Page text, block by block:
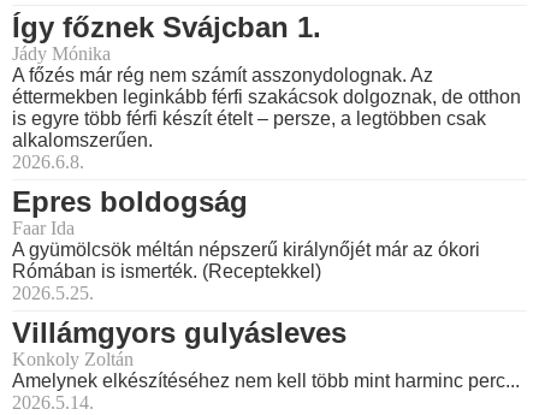
Így főznek Svájcban 1.
Jády Mónika
A főzés már rég nem számít asszonydolognak. Az
éttermekben leginkább férfi szakácsok dolgoznak, de otthon
is egyre több férfi készít ételt – persze, a legtöbben csak
alkalomszerűen.
2026.6.8.
Epres boldogság
Faar Ida
A gyümölcsök méltán népszerű királynőjét már az ókori
Rómában is ismerték. (Receptekkel)
2026.5.25.
Villámgyors gulyásleves
Konkoly Zoltán
Amelynek elkészítéséhez nem kell több mint harminc perc...
2026.5.14.